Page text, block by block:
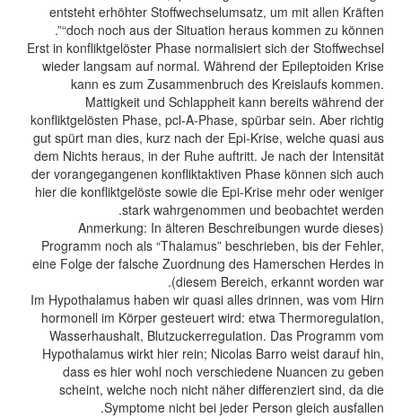
entsteht erhöhter Stoffwechselumsatz, um mit allen Kräften
“doch noch aus der Situation heraus kommen zu können”.
Erst in konfliktgelöster Phase normalisiert sich der Stoffwechsel
wieder langsam auf normal. Während der Epileptoiden Krise
kann es zum Zusammenbruch des Kreislaufs kommen.
Mattigkeit und Schlappheit kann bereits während der
konfliktgelösten Phase, pcl-A-Phase, spürbar sein. Aber richtig
gut spürt man dies, kurz nach der Epi-Krise, welche quasi aus
dem Nichts heraus, in der Ruhe auftritt. Je nach der Intensität
der vorangegangenen konfliktaktiven Phase können sich auch
hier die konfliktgelöste sowie die Epi-Krise mehr oder weniger
stark wahrgenommen und beobachtet werden.
(Anmerkung: In älteren Beschreibungen wurde dieses
Programm noch als “Thalamus” beschrieben, bis der Fehler,
eine Folge der falsche Zuordnung des Hamerschen Herdes in
diesem Bereich, erkannt worden war).
Im Hypothalamus haben wir quasi alles drinnen, was vom Hirn
hormonell im Körper gesteuert wird: etwa Thermoregulation,
Wasserhaushalt, Blutzuckerregulation. Das Programm vom
Hypothalamus wirkt hier rein; Nicolas Barro weist darauf hin,
dass es hier wohl noch verschiedene Nuancen zu geben
scheint, welche noch nicht näher differenziert sind, da die
Symptome nicht bei jeder Person gleich ausfallen.